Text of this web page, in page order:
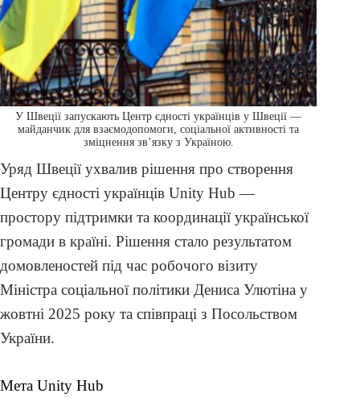
У Швеції запускають Центр єдності українців у Швеції —
майданчик для взаємодопомоги, соціальної активності та
зміцнення зв’язку з Україною.
Уряд Швеції ухвалив рішення про створення
Центру єдності українців Unity Hub —
простору підтримки та координації української
громади в країні. Рішення стало результатом
домовленостей під час робочого візиту
Міністра соціальної політики Дениса Улютіна у
жовтні 2025 року та співпраці з Посольством
України.
Мета Unity Hub